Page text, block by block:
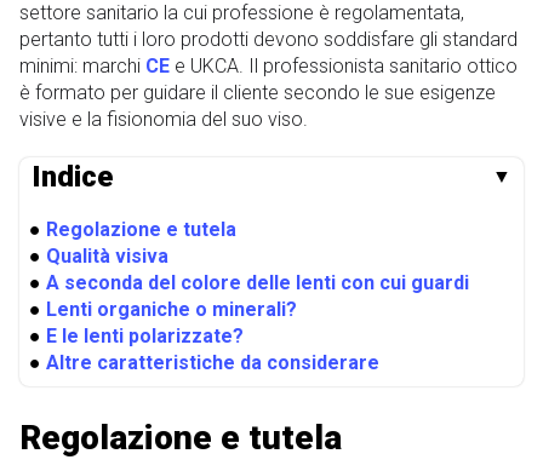
settore sanitario la cui professione è regolamentata,
pertanto tutti i loro prodotti devono soddisfare gli standard
minimi: marchi CE e UKCA. Il professionista sanitario ottico
è formato per guidare il cliente secondo le sue esigenze
visive e la fisionomia del suo viso.
Indice ▼
● Regolazione e tutela
● Qualità visiva
● A seconda del colore delle lenti con cui guardi
● Lenti organiche o minerali?
● E le lenti polarizzate?
● Altre caratteristiche da considerare
Regolazione e tutela